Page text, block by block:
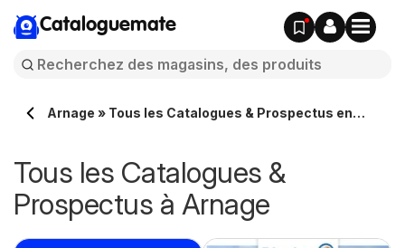
Cataloguemate
Arnage » Tous les Catalogues & Prospectus en
Tous les Catalogues &
Prospectus à Arnage